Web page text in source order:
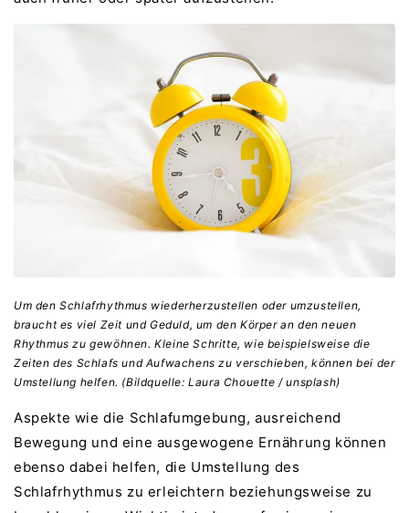
Um den Schlafrhythmus wiederherzustellen oder umzustellen,
braucht es viel Zeit und Geduld, um den Körper an den neuen
Rhythmus zu gewöhnen. Kleine Schritte, wie beispielsweise die
Zeiten des Schlafs und Aufwachens zu verschieben, können bei der
Umstellung helfen. (Bildquelle: Laura Chouette / unsplash)
Aspekte wie die Schlafumgebung, ausreichend
Bewegung und eine ausgewogene Ernährung können
ebenso dabei helfen, die Umstellung des
Schlafrhythmus zu erleichtern beziehungsweise zu